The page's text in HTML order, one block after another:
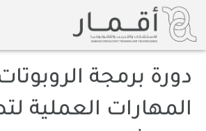
تخطي
المحتوى
دورة برمجة
المهارات العملية